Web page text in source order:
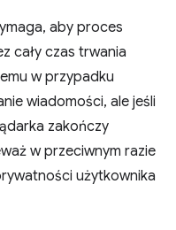
aby proces
cały czas trwania
w przypadku
wiadomości, ale jeśli
zakończy
w przeciwnym razie
użytkownika